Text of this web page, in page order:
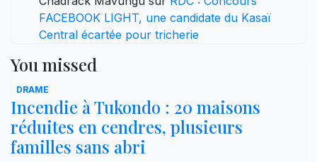
FACEBOOK LIGHT, une candidate du Kasaï
Central écartée pour tricherie
You missed
DRAME
Incendie à Tukondo : 20 maisons
réduites en cendres, plusieurs
familles sans abri